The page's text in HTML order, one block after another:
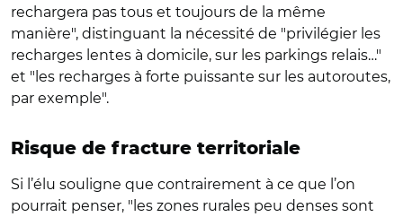
rechargera pas tous et toujours de la même
manière", distinguant la nécessité de "privilégier les
recharges lentes à domicile, sur les parkings relais…"
et "les recharges à forte puissante sur les autoroutes,
par exemple".
Risque de fracture territoriale
Si l’élu souligne que contrairement à ce que l’on
pourrait penser, "les zones rurales peu denses sont